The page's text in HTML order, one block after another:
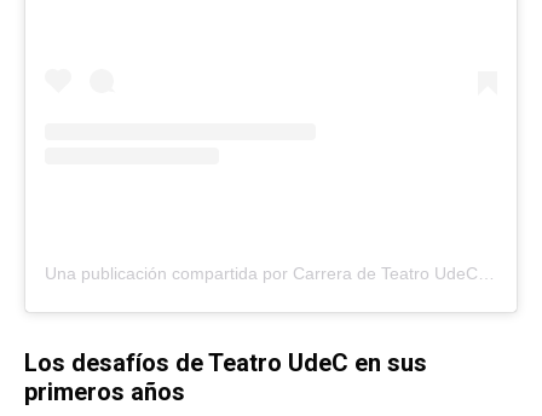
Los desafíos de Teatro UdeC en sus
primeros años